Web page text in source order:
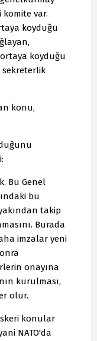
komite var.
koyduğu
koyduğu
sekreterlik
konu,
Bu Genel
bu
takip
Burada
imzalar yeni
onayına
kurulması,
olur.
konular
NATO'da